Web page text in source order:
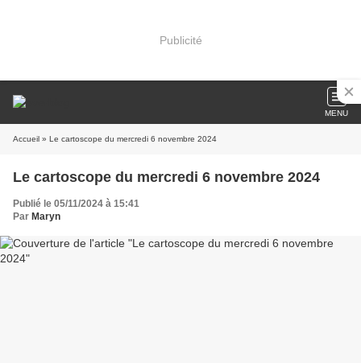
Publicité
MENU
Accueil » Le cartoscope du mercredi 6 novembre 2024
Le cartoscope du mercredi 6 novembre 2024
Publié le 05/11/2024 à 15:41
Par Maryn